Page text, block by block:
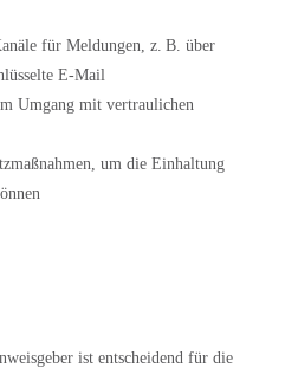
für Meldungen, z. B. über
E-Mail
Umgang mit vertraulichen
um die Einhaltung
ist entscheidend für die